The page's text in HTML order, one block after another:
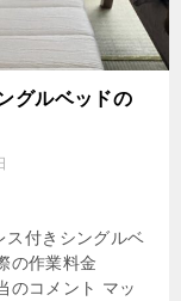
グルベッドの
ス付きシングルベ
の作業料金
のコメント マッ